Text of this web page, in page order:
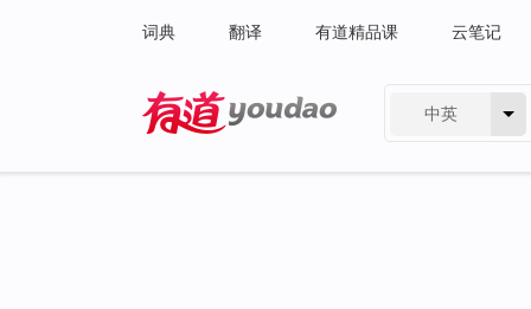
词典 翻译 有道精品课 云笔记
中英